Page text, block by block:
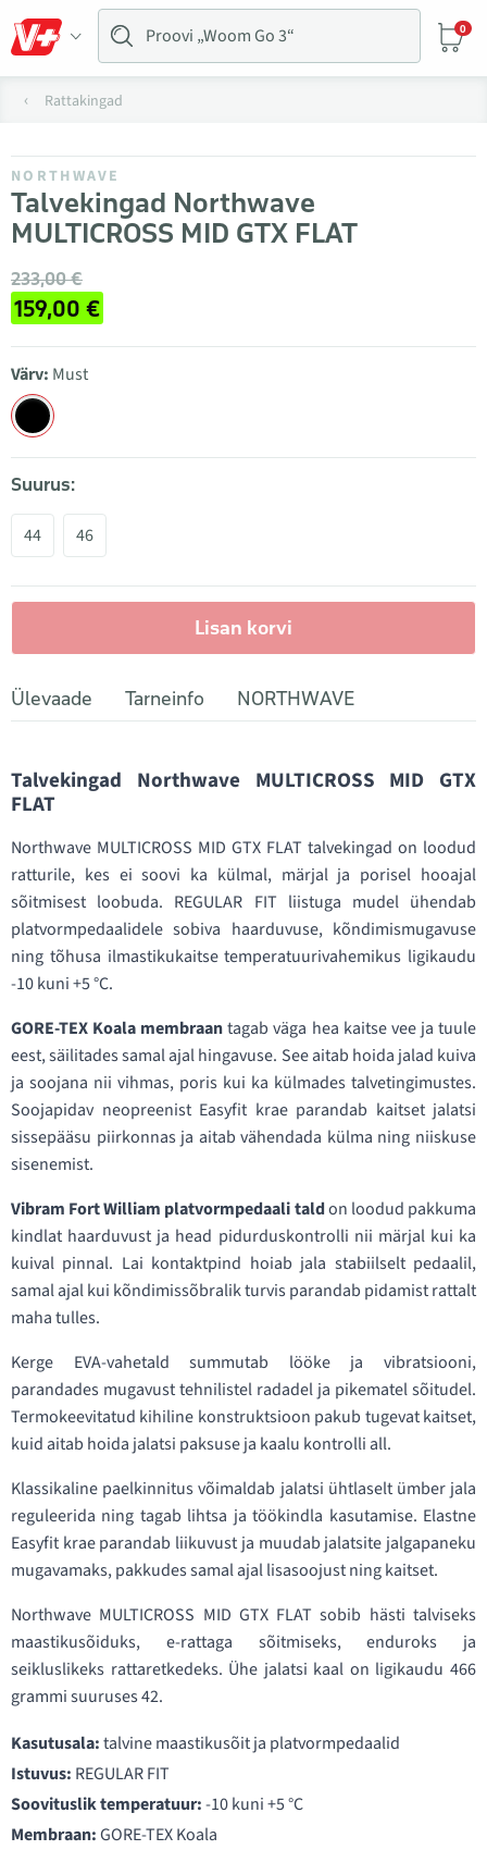
0
Rattakingad
NORTHWAVE
Talvekingad Northwave
MULTICROSS MID GTX FLAT
233,00 €
159,00 €
Värv: Must
Suurus:
44 46
Lisan korvi
Ülevaade Tarneinfo NORTHWAVE
Talvekingad Northwave MULTICROSS MID GTX
FLAT
Northwave MULTICROSS MID GTX FLAT talvekingad on loodud
ratturile, kes ei soovi ka külmal, märjal ja porisel hooajal
sõitmisest loobuda. REGULAR FIT liistuga mudel ühendab
platvormpedaalidele sobiva haarduvuse, kõndimismugavuse
ning tõhusa ilmastikukaitse temperatuurivahemikus ligikaudu
-10 kuni +5 °C.
GORE-TEX Koala membraantagab väga hea kaitse vee ja tuule
eest, säilitades samal ajal hingavuse. See aitab hoida jalad kuiva
ja soojana nii vihmas, poris kui ka külmades talvetingimustes.
Soojapidav neopreenist Easyfit krae parandab kaitset jalatsi
sissepääsu piirkonnas ja aitab vähendada külma ning niiskuse
sisenemist.
Vibram Fort William platvormpedaali taldon loodud pakkuma
kindlat haarduvust ja head pidurduskontrolli nii märjal kui ka
kuival pinnal. Lai kontaktpind hoiab jala stabiilselt pedaalil,
samal ajal kui kõndimissõbralik turvis parandab pidamist rattalt
maha tulles.
Kerge EVA-vahetald summutab lööke ja vibratsiooni,
parandades mugavust tehnilistel radadel ja pikematel sõitudel.
Termokeevitatud kihiline konstruktsioon pakub tugevat kaitset,
kuid aitab hoida jalatsi paksuse ja kaalu kontrolli all.
Klassikaline paelkinnitus võimaldab jalatsi ühtlaselt ümber jala
reguleerida ning tagab lihtsa ja töökindla kasutamise. Elastne
Easyfit krae parandab liikuvust ja muudab jalatsite jalgapaneku
mugavamaks, pakkudes samal ajal lisasoojust ning kaitset.
Northwave MULTICROSS MID GTX FLAT sobib hästi talviseks
maastikusõiduks, e-rattaga sõitmiseks, enduroks ja
seikluslikeks rattaretkedeks. Ühe jalatsi kaal on ligikaudu 466
grammi suuruses 42.
Kasutusala:talvine maastikusõit ja platvormpedaalid
Istuvus: REGULAR FIT
Soovituslik temperatuur:-10 kuni +5 °C
Membraan:GORE-TEX Koala